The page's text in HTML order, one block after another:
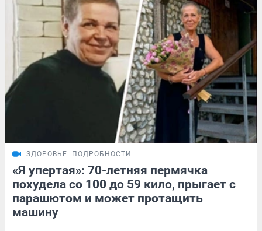
ЗДОРОВЬЕ ПОДРОБНОСТИ
«Я упертая»: 70-летняя пермячка
похудела со 100 до 59 кило, прыгает с
парашютом и может протащить
машину